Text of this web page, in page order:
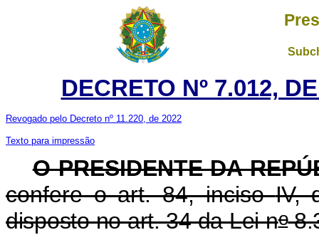
DECRETO Nº 7.012,
Revogado pelo Decreto nº 11.220, de 2022
Texto para impressão
O PRESIDENTE DA
confere o art. 84, incisoIV,
disposto no art. 34 da Lei no